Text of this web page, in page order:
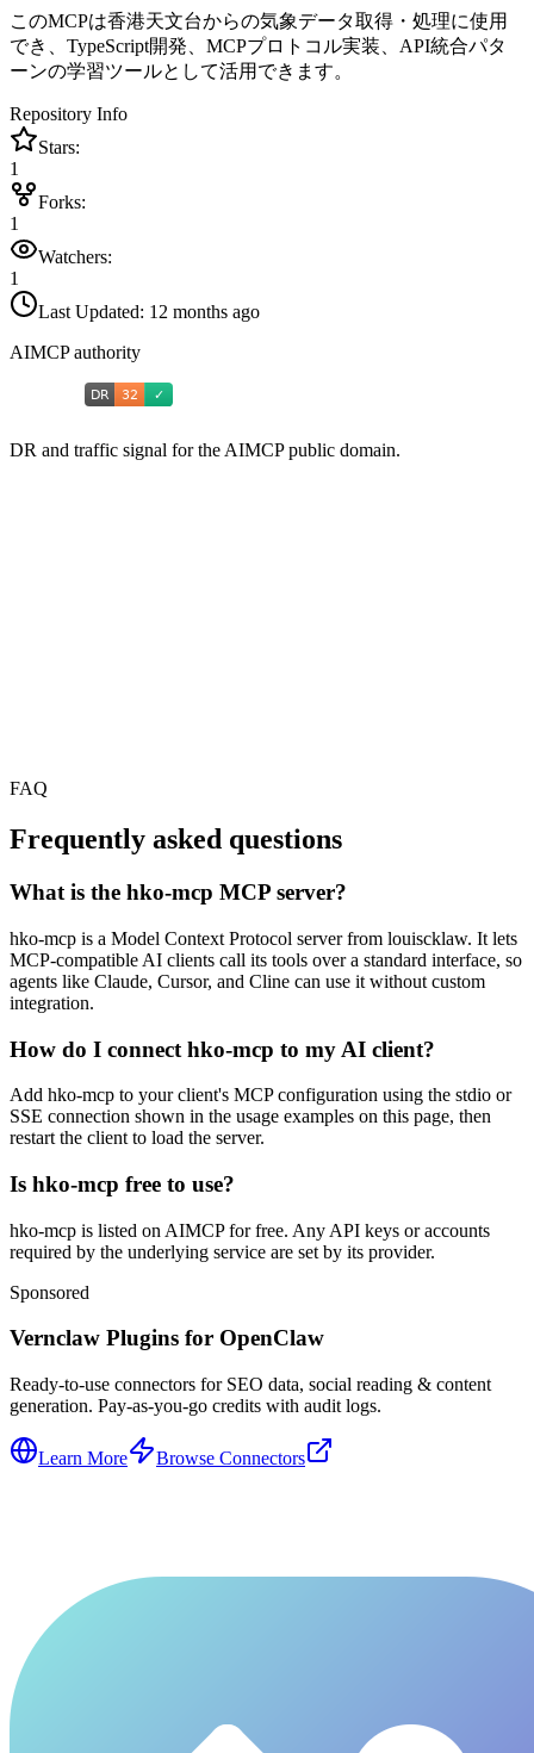
このMCPは香港天文台からの気象データ取得・処理に使用
でき、TypeScript開発、MCPプロトコル実装、API統合パタ
ーンの学習ツールとして活用できます。
Repository Info
Stars:
1
Forks:
1
Watchers:
1
Last Updated: 12 months ago
AIMCP authority
DR and traffic signal for the AIMCP public domain.
FAQ
Frequently asked questions
What is the hko-mcp MCP server?
hko-mcp is a Model Context Protocol server from louiscklaw. It lets
MCP-compatible AI clients call its tools over a standard interface, so
agents like Claude, Cursor, and Cline can use it without custom
integration.
How do I connect hko-mcp to my AI client?
Add hko-mcp to your client's MCP configuration using the stdio or
SSE connection shown in the usage examples on this page, then
restart the client to load the server.
Is hko-mcp free to use?
hko-mcp is listed on AIMCP for free. Any API keys or accounts
required by the underlying service are set by its provider.
Sponsored
Vernclaw Plugins for OpenClaw
Ready-to-use connectors for SEO data, social reading & content
generation. Pay-as-you-go credits with audit logs.
Learn More Browse Connectors